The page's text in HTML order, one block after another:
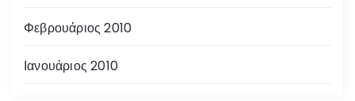
Φεβρουάριος 2010
Ιανουάριος 2010